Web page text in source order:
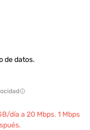
de datos.
día a 20 Mbps. 1 Mbps